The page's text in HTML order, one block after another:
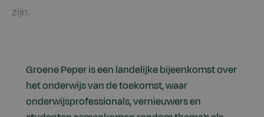
zijn.
Groene Peper is een landelijke bijeenkomst over
het onderwijs van de toekomst, waar
onderwijsprofessionals, vernieuwers en